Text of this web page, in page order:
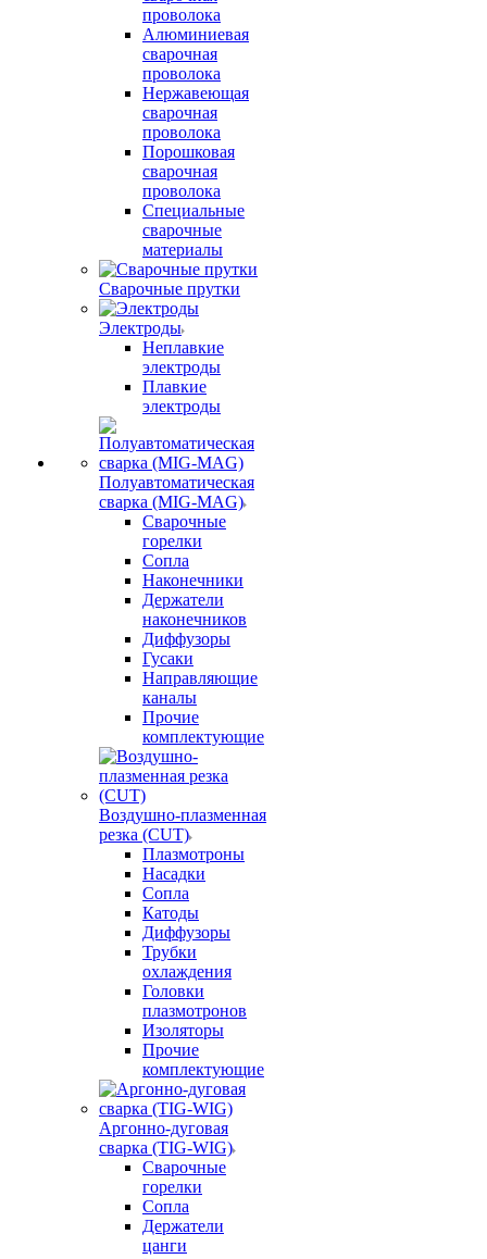
проволока
Алюминиевая
сварочная
проволока
Нержавеющая
сварочная
проволока
Порошковая
сварочная
проволока
Специальные
сварочные
материалы
Сварочные прутки
Электроды
Неплавкие
электроды
Плавкие
электроды
Полуавтоматическая
сварка (MIG-MAG)
Сварочные
горелки
Сопла
Наконечники
Держатели
наконечников
Диффузоры
Гусаки
Направляющие
каналы
Прочие
комплектующие
Воздушно-плазменная
резка (CUT)
Плазмотроны
Насадки
Сопла
Катоды
Диффузоры
Трубки
охлаждения
Головки
плазмотронов
Изоляторы
Прочие
комплектующие
Аргонно-дуговая
сварка (TIG-WIG)
Сварочные
горелки
Сопла
Держатели
цанги